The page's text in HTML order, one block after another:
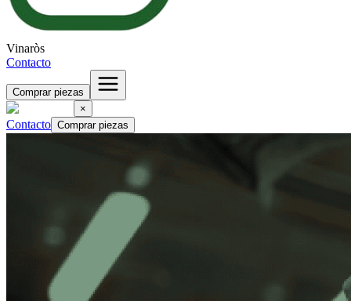
Vinaròs
Contacto
Comprar piezas
×
Contacto Comprar piezas